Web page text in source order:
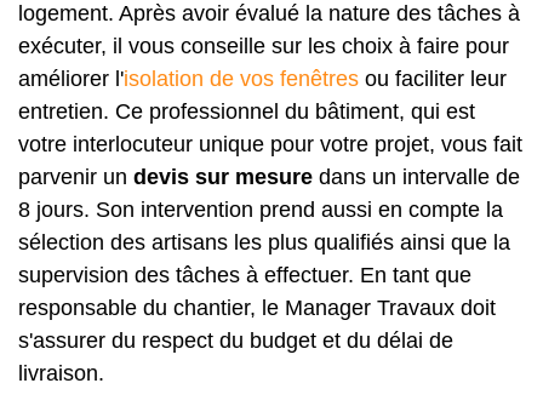
logement. Après avoir évalué la nature des tâches à
exécuter, il vous conseille sur les choix à faire pour
améliorer l'isolation de vos fenêtres ou faciliter leur
entretien. Ce professionnel du bâtiment, qui est
votre interlocuteur unique pour votre projet, vous fait
parvenir un devis sur mesure dans un intervalle de
8 jours. Son intervention prend aussi en compte la
sélection des artisans les plus qualifiés ainsi que la
supervision des tâches à effectuer. En tant que
responsable du chantier, le Manager Travaux doit
s'assurer du respect du budget et du délai de
livraison.